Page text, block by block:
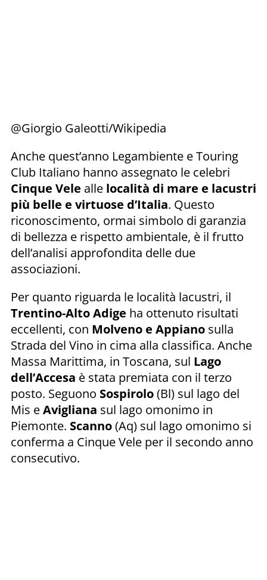
@Giorgio Galeotti/Wikipedia
Anche quest’anno Legambiente e Touring
Club Italiano hanno assegnato le celebri
Cinque Vele alle località di mare e lacustri
più belle e virtuose d’Italia. Questo
riconoscimento, ormai simbolo di garanzia
di bellezza e rispetto ambientale, è il frutto
dell’analisi approfondita delle due
associazioni.
Per quanto riguarda le località lacustri, il
Trentino-Alto Adige ha ottenuto risultati
eccellenti, con Molveno e Appiano sulla
Strada del Vino in cima alla classifica. Anche
Massa Marittima, in Toscana, sul Lago
dell’Accesa è stata premiata con il terzo
posto. Seguono Sospirolo(Bl) sul lago del
Mis eAvigliana sul lago omonimo in
Piemonte. Scanno(Aq) sul lago omonimo si
conferma a Cinque Vele per il secondo anno
consecutivo.